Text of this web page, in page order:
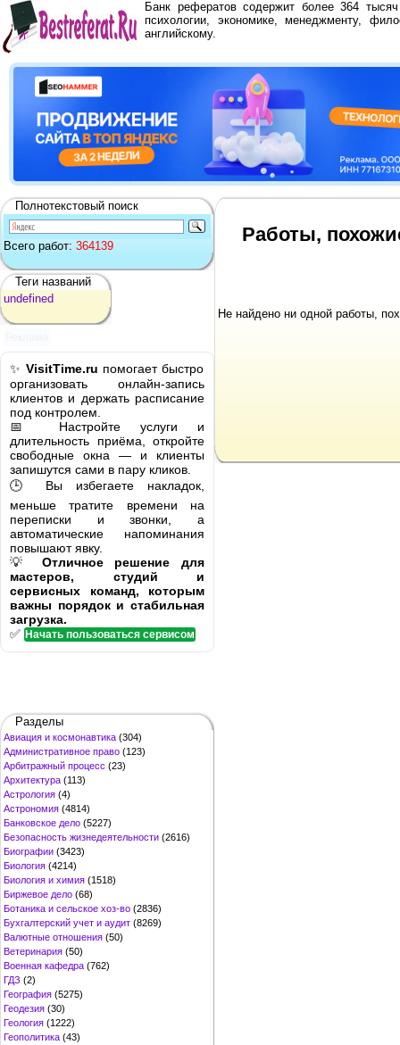
Банк рефератов содержит более 364
психологии, экономике, менеджменту,
английскому.
Полнотекстовый поиск
Всего работ: 364139
Теги названий
undefined
✨ VisitTime.ru помогает быстро
организовать онлайн-запись
клиентов и держать расписание
под контролем.
📅 Настройте услуги и
длительность приёма, откройте
свободные окна — и клиенты
запишутся сами в пару кликов.
🕒 Вы избегаете накладок,
меньше тратите времени на
переписки и звонки, а
автоматические напоминания
повышают явку.
💡 Отличное решение для
мастеров, студий и
сервисных команд, которым
важны порядок и стабильная
загрузка.
✅ Начать пользоваться сервисом
Разделы
Авиация и космонавтика (304)
Административное право (123)
Арбитражный процесс (23)
Архитектура (113)
Астрология (4)
Астрономия (4814)
Банковское дело (5227)
Безопасность жизнедеятельности (2616)
Биографии (3423)
Биология (4214)
Биология и химия (1518)
Биржевое дело (68)
Ботаника и сельское хоз-во (2836)
Бухгалтерский учет и аудит (8269)
Валютные отношения (50)
Ветеринария (50)
Военная кафедра (762)
ГДЗ (2)
География (5275)
Геодезия (30)
Геология (1222)
Геополитика (43)
Работы,
Не найдено ни одной работы,